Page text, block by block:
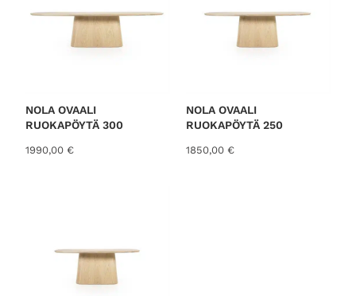
NOLA OVAALI
RUOKAPÖYTÄ 300
1990,00 €
NOLA OVAALI
RUOKAPÖYTÄ 250
1850,00 €